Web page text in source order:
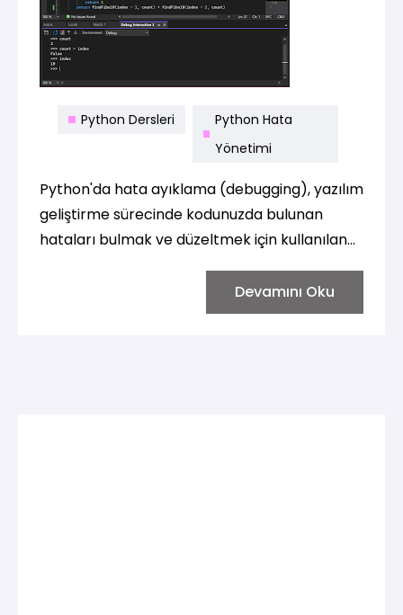
Python Dersleri
Python Hata
Yönetimi
Python'da hata ayıklama (debugging), yazılım
geliştirme sürecinde kodunuzda bulunan
hataları bulmak ve düzeltmek için kullanılan
birkaç farklı araç ve yöntemle
gerçekleştirebilirsiniz. İşte Python'da hata
Devamını Oku